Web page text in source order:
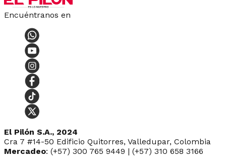
Encuéntranos en
El Pilón S.A., 2024
Cra 7 #14-50 Edificio Quitorres, Valledupar, Colombia
Mercadeo: (+57) 300 765 9449 | (+57) 310 658 3166